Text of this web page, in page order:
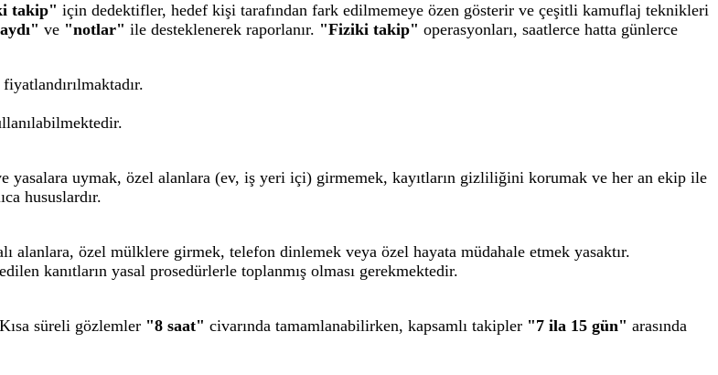
takip" için dedektifler, hedef kişi tarafından fark edilmemeye özen gösterir ve çeşitli kamuflaj teknikleri
ve "notlar" ile desteklenerek raporlanır. "Fiziki takip" operasyonları, saatlerce hatta günlerce
fiyatlandırılmaktadır.
yasalara uymak, özel alanlara (ev, iş yeri içi) girmemek, kayıtların gizliliğini korumak ve her an ekip ile
hususlardır.
alanlara, özel mülklere girmek, telefon dinlemek veya özel hayata müdahale etmek yasaktır.
edilen kanıtların yasal prosedürlerle toplanmış olması gerekmektedir.
süreli gözlemler "8 saat" civarında tamamlanabilirken, kapsamlı takipler "7 ila 15 gün" arasında